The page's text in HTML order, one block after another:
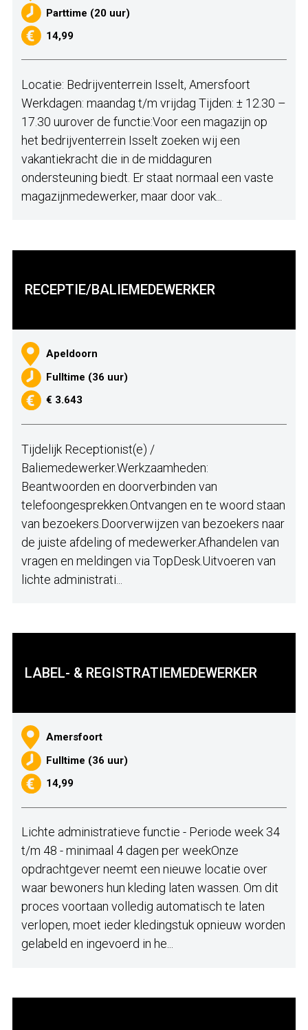
Parttime (20 uur)
14,99
Locatie: Bedrijventerrein Isselt, Amersfoort
Werkdagen: maandag t/m vrijdag Tijden: ± 12.30 –
17.30 uurover de functie:Voor een magazijn op
het bedrijventerrein Isselt zoeken wij een
vakantiekracht die in de middaguren
ondersteuning biedt. Er staat normaal een vaste
magazijnmedewerker, maar door vak...
RECEPTIE/BALIEMEDEWERKER
Apeldoorn
Fulltime (36 uur)
€ 3.643
Tijdelijk Receptionist(e) /
Baliemedewerker.Werkzaamheden:
Beantwoorden en doorverbinden van
telefoongesprekken.Ontvangen en te woord staan
van bezoekers.Doorverwijzen van bezoekers naar
de juiste afdeling of medewerker.Afhandelen van
vragen en meldingen via TopDesk.Uitvoeren van
lichte administrati...
LABEL- & REGISTRATIEMEDEWERKER
Amersfoort
Fulltime (36 uur)
14,99
Lichte administratieve functie - Periode week 34
t/m 48 - minimaal 4 dagen per weekOnze
opdrachtgever neemt een nieuwe locatie over
waar bewoners hun kleding laten wassen. Om dit
proces voortaan volledig automatisch te laten
verlopen, moet ieder kledingstuk opnieuw worden
gelabeld en ingevoerd in he...